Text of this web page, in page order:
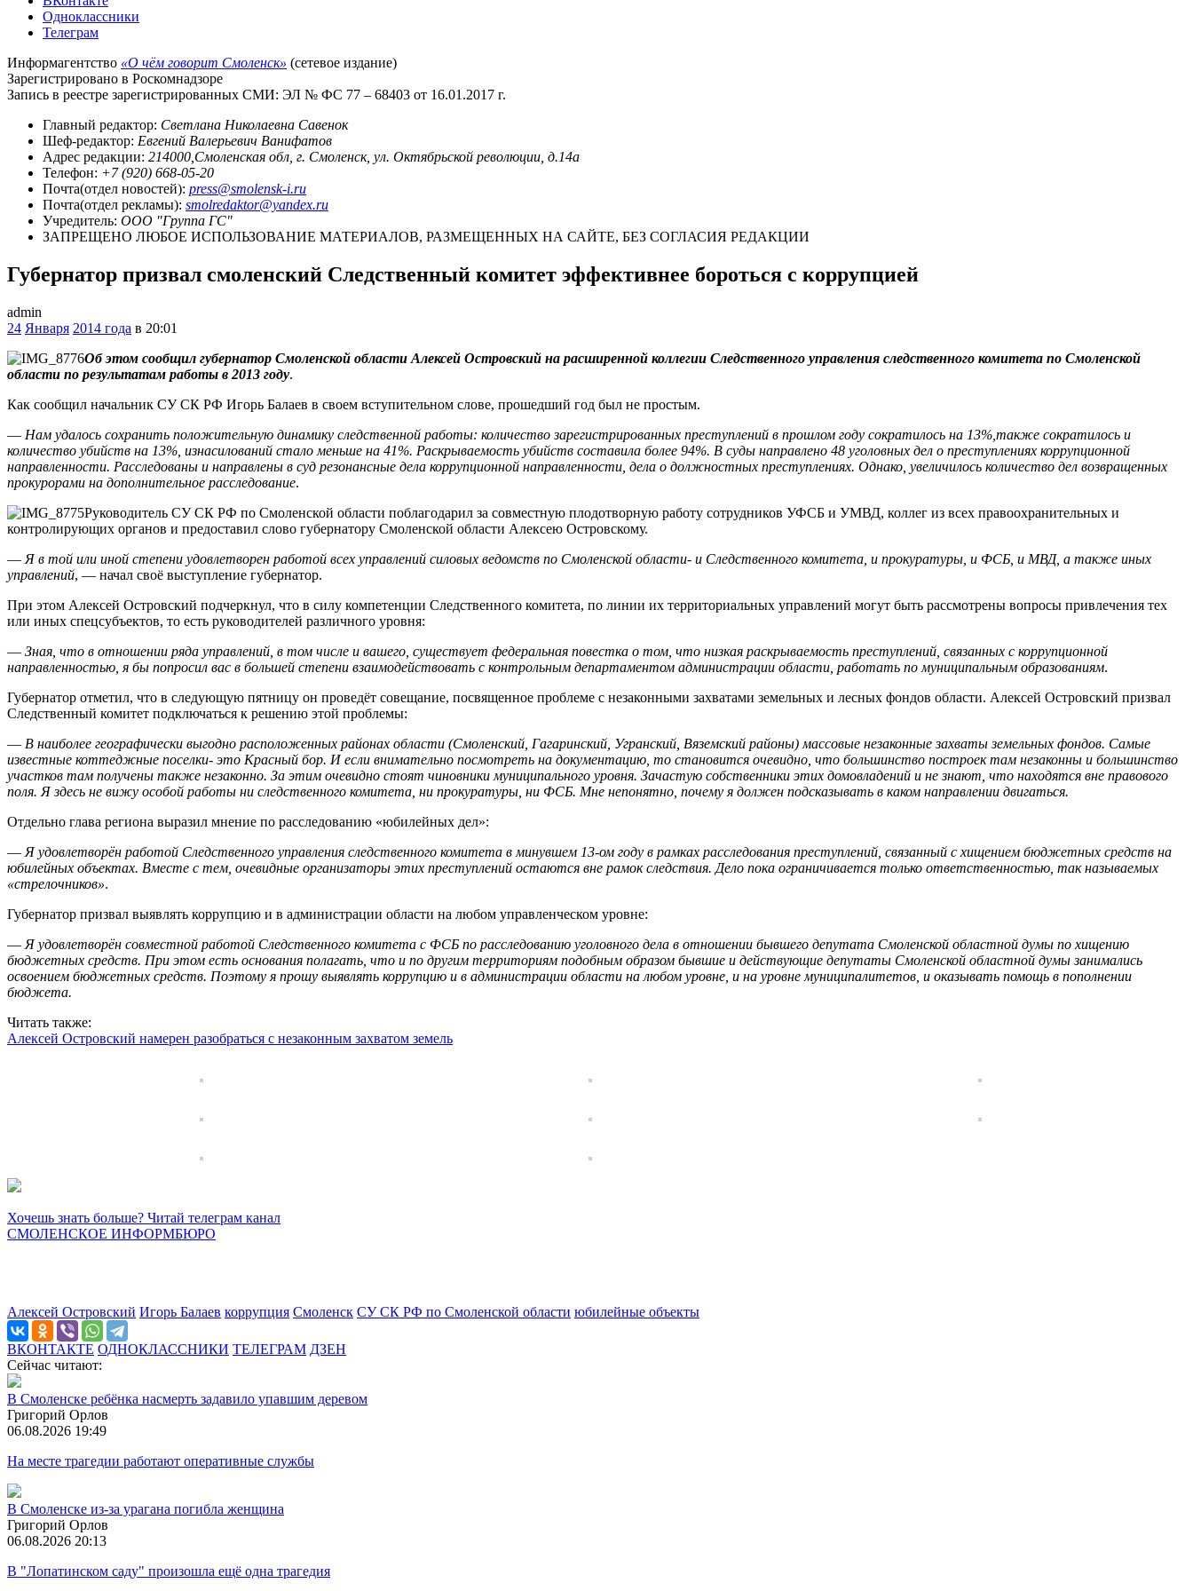
Одноклассники
Телеграм
Информагентство «О чём говорит Смоленск» (сетевое издание)
Зарегистрировано в Роскомнадзоре
Запись в реестре зарегистрированных СМИ: ЭЛ № ФС 77 – 68403 от 16.01.2017 г.
Главный редактор: Светлана Николаевна Савенок
Шеф-редактор: Евгений Валерьевич Ванифатов
Адрес редакции: 214000,Смоленская обл, г. Смоленск, ул. Октябрьской революции, д.14а
Телефон: +7 (920) 668-05-20
Почта(отдел новостей): press@smolensk-i.ru
Почта(отдел рекламы): smolredaktor@yandex.ru
Учредитель: ООО "Группа ГС"
ЗАПРЕЩЕНО ЛЮБОЕ ИСПОЛЬЗОВАНИЕ МАТЕРИАЛОВ, РАЗМЕЩЕННЫХ НА САЙТЕ, БЕЗ СОГЛАСИЯ РЕДАКЦИИ
Губернатор призвал смоленский Следственный комитет эффективнее бороться с коррупцией
admin
24 Января 2014 года в 20:01
Об этом сообщил губернатор Смоленской области Алексей Островский на расширенной коллегии Следственного управления следственного комитета по Смоленской
области по результатам работы в 2013 году.
Как сообщил начальник СУ СК РФ Игорь Балаев в своем вступительном слове, прошедший год был не простым.
— Нам удалось сохранить положительную динамику следственной работы: количество зарегистрированных преступлений в прошлом году сократилось на 13%,также сократилось и
количество убийств на 13%, изнасилований стало меньше на 41%. Раскрываемость убийств составила более 94%. В суды направлено 48 уголовных дел о преступлениях коррупционной
направленности. Расследованы и направлены в суд резонансные дела коррупционной направленности, дела о должностных преступлениях. Однако, увеличилось количество дел возвращенных
прокурорами на дополнительное расследование.
Руководитель СУ СК РФ по Смоленской области поблагодарил за совместную плодотворную работу сотрудников УФСБ и УМВД, коллег из всех правоохранительных и
контролирующих органов и предоставил слово губернатору Смоленской области Алексею Островскому.
— Я в той или иной степени удовлетворен работой всех управлений силовых ведомств по Смоленской области- и Следственного комитета, и прокуратуры, и ФСБ, и МВД, а также иных
управлений, — начал своё выступление губернатор.
При этом Алексей Островский подчеркнул, что в силу компетенции Следственного комитета, по линии их территориальных управлений могут быть рассмотрены вопросы привлечения тех
или иных спецсубъектов, то есть руководителей различного уровня:
— Зная, что в отношении ряда управлений, в том числе и вашего, существует федеральная повестка о том, что низкая раскрываемость преступлений, связанных с коррупционной
направленностью, я бы попросил вас в большей степени взаимодействовать с контрольным департаментом администрации области, работать по муниципальным образованиям.
Губернатор отметил, что в следующую пятницу он проведёт совещание, посвященное проблеме с незаконными захватами земельных и лесных фондов области. Алексей Островский призвал
Следственный комитет подключаться к решению этой проблемы:
— В наиболее географически выгодно расположенных районах области (Смоленский, Гагаринский, Угранский, Вяземский районы) массовые незаконные захваты земельных фондов. Самые
известные коттеджные поселки- это Красный бор. И если внимательно посмотреть на документацию, то становится очевидно, что большинство построек там незаконны и большинство
участков там получены также незаконно. За этим очевидно стоят чиновники муниципального уровня. Зачастую собственники этих домовладений и не знают, что находятся вне правового
поля. Я здесь не вижу особой работы ни следственного комитета, ни прокуратуры, ни ФСБ. Мне непонятно, почему я должен подсказывать в каком направлении двигаться.
Отдельно глава региона выразил мнение по расследованию «юбилейных дел»:
— Я удовлетворён работой Следственного управления следственного комитета в минувшем 13-ом году в рамках расследования преступлений, связанный с хищением бюджетных средств на
юбилейных объектах. Вместе с тем, очевидные организаторы этих преступлений остаются вне рамок следствия. Дело пока ограничивается только ответственностью, так называемых
«стрелочников».
Губернатор призвал выявлять коррупцию и в администрации области на любом управленческом уровне:
— Я удовлетворён совместной работой Следственного комитета с ФСБ по расследованию уголовного дела в отношении бывшего депутата Смоленской областной думы по хищению
бюджетных средств. При этом есть основания полагать, что и по другим территориям подобным образом бывшие и действующие депутаты Смоленской областной думы занимались
освоением бюджетных средств. Поэтому я прошу выявлять коррупцию и в администрации области на любом уровне, и на уровне муниципалитетов, и оказывать помощь в пополнении
бюджета.
Читать также:
Алексей Островский намерен разобраться с незаконным захватом земель
Хочешь знать больше? Читай телеграм канал
СМОЛЕНСКОЕ ИНФОРМБЮРО
Алексей Островский Игорь Балаев коррупция Смоленск СУ СК РФ по Смоленской области юбилейные объекты
ВКОНТАКТЕ ОДНОКЛАССНИКИ ТЕЛЕГРАМ ДЗЕН
Сейчас читают:
В Смоленске ребёнка насмерть задавило упавшим деревом
Григорий Орлов
06.08.2026 19:49
На месте трагедии работают оперативные службы
В Смоленске из-за урагана погибла женщина
Григорий Орлов
06.08.2026 20:13
В "Лопатинском саду" произошла ещё одна трагедия